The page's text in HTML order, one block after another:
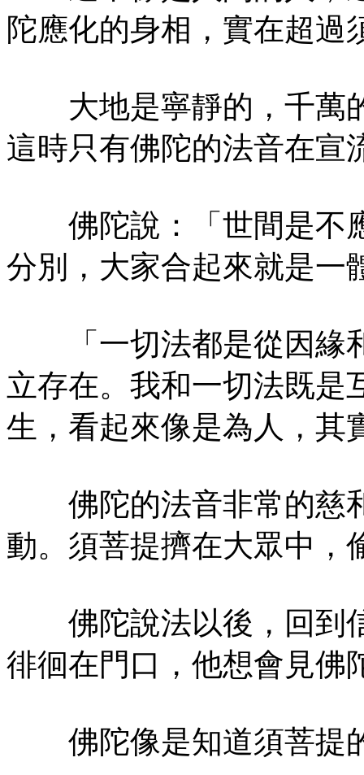
陀應化的身相，實在超過
大地是寧靜的，千萬
這時只有佛陀的法音在宣
佛陀說：「世間是不
分別，大家合起來就是一
「一切法都是從因緣
立存在。我和一切法既是
生，看起來像是為人，其
佛陀的法音非常的慈
動。須菩提擠在大眾中，
佛陀說法以後，回到
徘徊在門口，他想會見佛
佛陀像是知道須菩提